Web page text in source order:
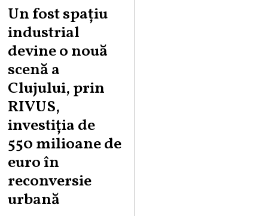
Un fost spațiu
industrial
devine o nouă
scenă a
Clujului, prin
RIVUS,
investiția de
550 milioane de
euro în
reconversie
urbană